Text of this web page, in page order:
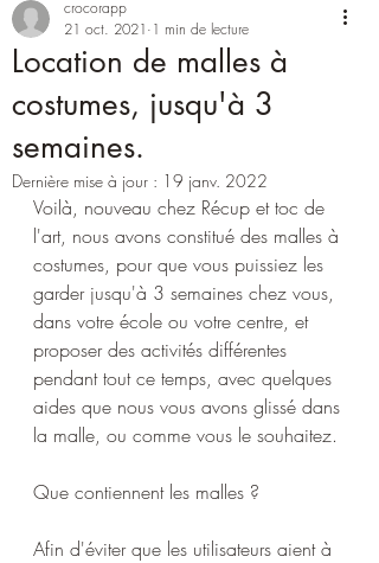
Location de malles à
costumes, jusqu'à 3
semaines.
crocorapp
21 oct. 2021 1 min de lecture
Dernière mise à jour : 19 janv. 2022
Voilà, nouveau chez Récup et toc de
l'art, nous avons constitué des malles à
costumes, pour que vous puissiez les
garder jusqu'à 3 semaines chez vous,
dans votre école ou votre centre, et
proposer des activités différentes
pendant tout ce temps, avec quelques
aides que nous vous avons glissé dans
la malle, ou comme vous le souhaitez.
Que contiennent les malles ?
Afin d'éviter que les utilisateurs aient à